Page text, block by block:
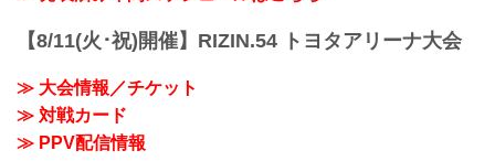
【8/11(火･祝)開催】RIZIN.54 トヨタアリーナ大会
≫ 大会情報／チケット
≫ 対戦カード
≫ PPV配信情報